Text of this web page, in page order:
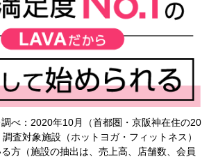
べ：2020年10月（首都圏・京阪神在住の20
査対象施設（ホットヨガ・フィットネス）
方（施設の抽出は、売上高、店舗数、会員